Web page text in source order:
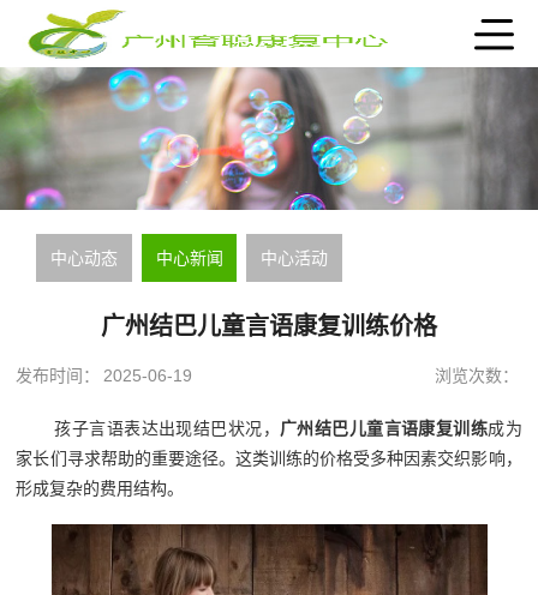
中心动态 中心新闻 中心活动
广州结巴儿童言语康复训练价格
发布时间： 2025-06-19 浏览次数：
孩子言语表达出现结巴状况， 广州结巴儿童言语康复训练成为
家长们寻求帮助的重要途径。这类训练的价格受多种因素交织影响，
形成复杂的费用结构。